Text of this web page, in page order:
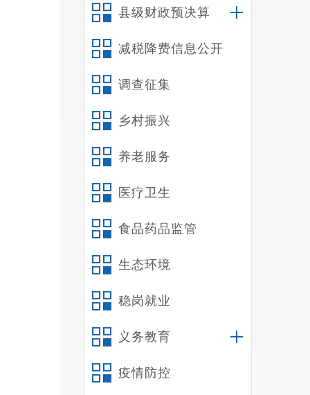
县级财政预决算
减税降费信息公开
调查征集
乡村振兴
养老服务
医疗卫生
食品药品监管
生态环境
稳岗就业
义务教育
疫情防控